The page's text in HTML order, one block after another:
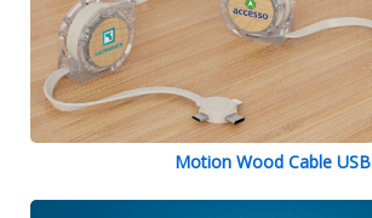
Motion Wood Cable USB